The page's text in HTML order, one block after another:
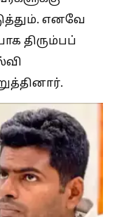
எனவே
திரும்பப்